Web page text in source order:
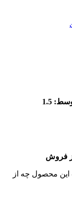
این محصول چه از